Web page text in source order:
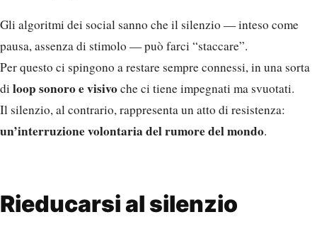
Gli algoritmi dei social sanno che il silenzio — inteso come
pausa, assenza di stimolo — può farci “staccare”.
Per questo ci spingono a restare sempre connessi, in una sorta
di loop sonoro e visivoche ci tiene impegnati ma svuotati.
Il silenzio, al contrario, rappresenta un atto di resistenza:
un’interruzione volontaria del rumore del mondo.
Rieducarsi al silenzio